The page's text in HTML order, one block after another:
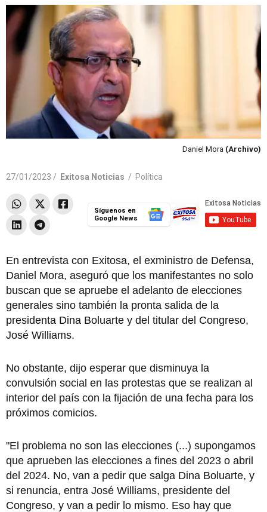
Daniel Mora (Archivo)
27/01/2023 / Exitosa Noticias / Política
Síguenos en
Google News
En entrevista con Exitosa, el exministro de Defensa,
Daniel Mora, aseguró que los manifestantes no solo
buscan que se apruebe el adelanto de elecciones
generales sino también la pronta salida de la
presidenta Dina Boluarte y del titular del Congreso,
José Williams.
No obstante, dijo esperar que disminuya la
convulsión social en las protestas que se realizan al
interior del país con la fijación de una fecha para los
próximos comicios.
"El problema no son las elecciones (...) supongamos
que aprueben las elecciones a fines del 2023 o abril
del 2024. No, van a pedir que salga Dina Boluarte, y
si renuncia, entra José Williams, presidente del
Congreso, y van a pedir lo mismo. Eso hay que